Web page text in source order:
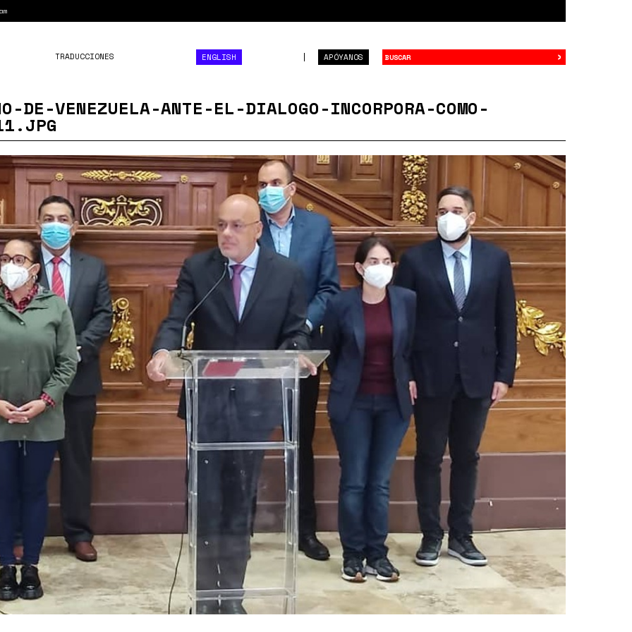
APÓYANOS
TRADUCCIONES ENGLISH ›
DE-VENEZUELA-ANTE-EL-DIALOGO-INCORPORA-COMO-